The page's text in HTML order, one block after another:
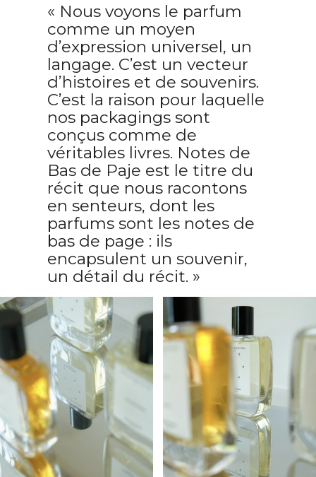
« Nous voyons le parfum
comme un moyen
d’expression universel, un
langage. C’est un vecteur
d’histoires et de souvenirs.
C’est la raison pour laquelle
nos packagings sont
conçus comme de
véritables livres. Notes de
Bas de Paje est le titre du
récit que nous racontons
en senteurs, dont les
parfums sont les notes de
bas de page : ils
encapsulent un souvenir,
un détail du récit. »